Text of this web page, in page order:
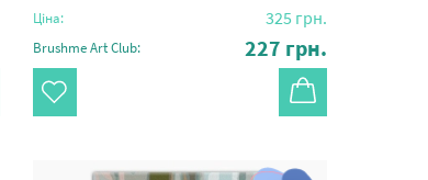
Ціна: 325 грн.
Brushme Art Club: 227 грн.